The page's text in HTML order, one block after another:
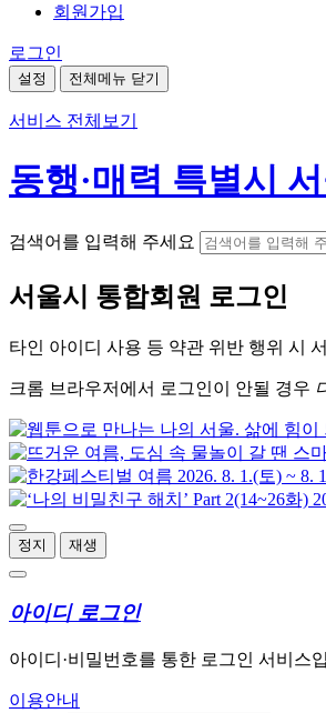
회원가입
로그인
설정 전체메뉴 닫기
서비스 전체보기
동행·매력 특별시
검색어를 입력해 주세요
서울시 통합회원 로그인
타인 아이디 사용 등 약관 위반 행위 시
크롬 브라우저에서 로그인이 안될 경우
정지 재생
아이디 로그인
아이디·비밀번호를 통한 로그인 서비스
이용안내